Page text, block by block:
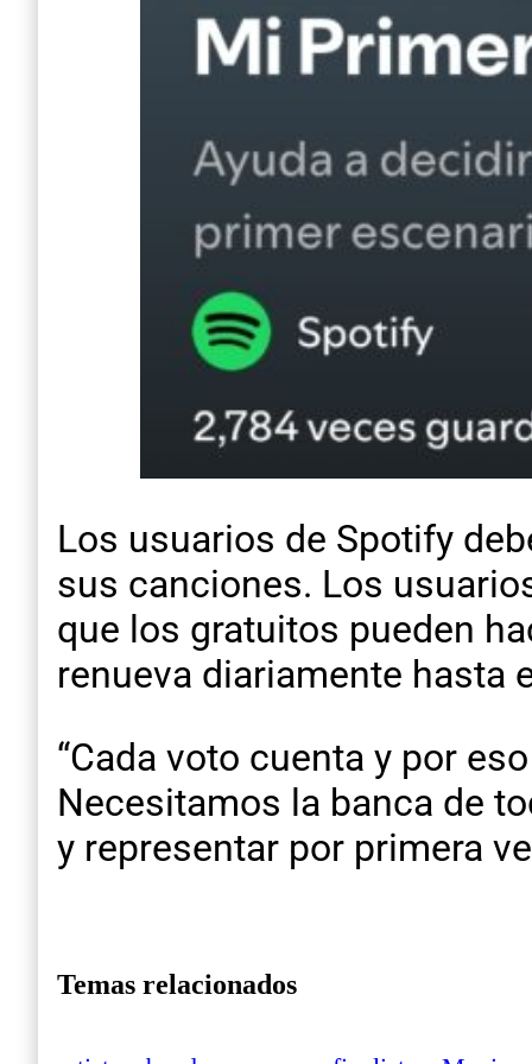
Los usuarios de Spotify
sus canciones. Los
que los gratuitos pueden
renueva diariamente hasta
“Cada voto cuenta y por
Necesitamos la banca de
y representar por primera
Temas relacionados